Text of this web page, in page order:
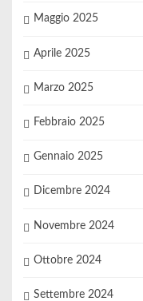
Maggio 2025
Aprile 2025
Marzo 2025
Febbraio 2025
Gennaio 2025
Dicembre 2024
Novembre 2024
Ottobre 2024
Settembre 2024